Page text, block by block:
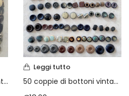
dimenticata?
(46)
mezzo chilo di bottoni vintage anni 60/70/80
Leggi tutto
50 coppie di bottoni vintage anni 60/70/80